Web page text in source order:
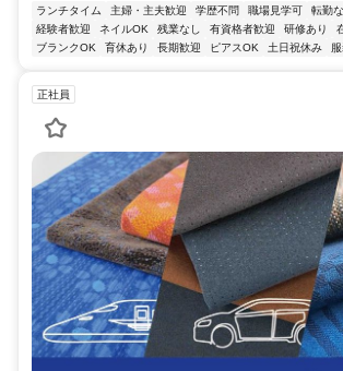
ランチタイム 主婦・主夫歓迎 学歴不問 職場見学可 転勤な
経験者歓迎
ネイルOK 残業なし 有資格者歓迎 研修あり
ブランクOK
育休あり 長期歓迎 ピアスOK 土日祝休み
正社員